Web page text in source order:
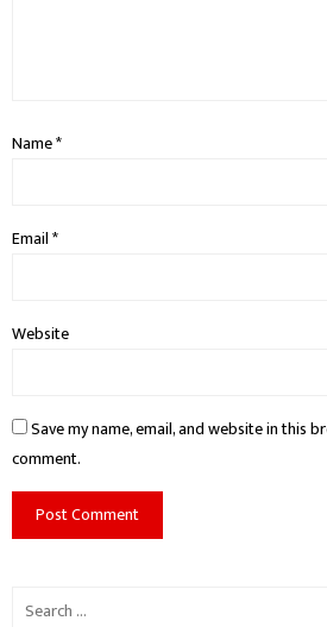
Name*
Email*
Website
Save my name, email, and website in this
comment.
Search